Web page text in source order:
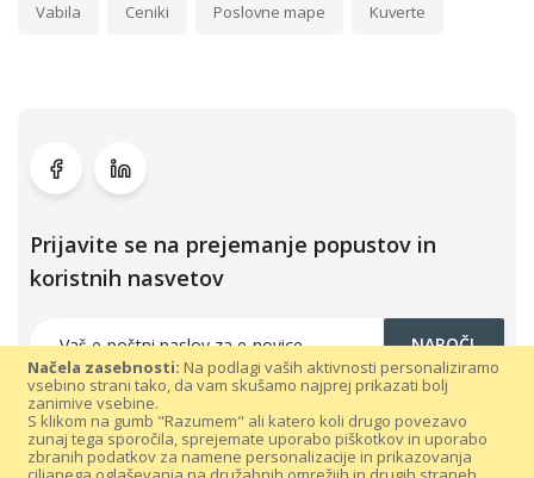
Načela zasebnosti: Na podlagi vaših aktivnosti personaliziramo
vsebino strani tako, da vam skušamo najprej prikazati bolj
zanimive vsebine.
S klikom na gumb "Razumem" ali katero koli drugo povezavo
zunaj tega sporočila, sprejemate uporabo piškotkov in uporabo
zbranih podatkov za namene personalizacije in prikazovanja
Vabila Ceniki Poslovne mape Kuverte
Prijavite se na prejemanje popustov in
koristnih nasvetov
NAROČI